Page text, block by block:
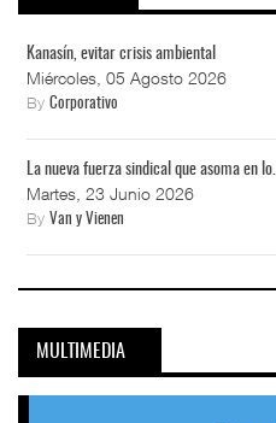
Kanasín, evitar crisis ambiental
Miércoles, 05 Agosto 2026
By Corporativo
La nueva fuerza sindical que asoma en lo...
Martes, 23 Junio 2026
By Van y Vienen
MULTIMEDIA